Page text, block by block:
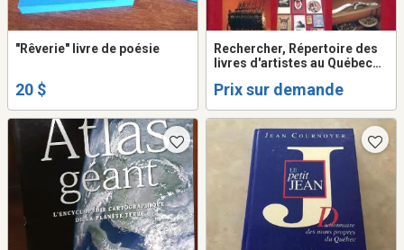
"Rêverie" livre de poésie
20 $
Rechercher, Répertoire des
livres d'artistes au Québec
Prix sur demande